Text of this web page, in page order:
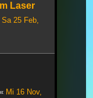
Laser
Sa 25 Feb,
« Mi 16 Nov,